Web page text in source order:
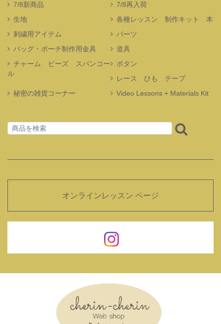
7/8新商品
7/8再入荷
生地
各種レッスン 制作キット 本
刺繍用アイテム
パーツ
バッグ・ポーチ制作用金具
道具
チャーム ビーズ スパンコー
ル
ボタン
レース ひも テープ
秘密の雑貨コーナー
Video Lessons + Materials Kit
オンラインレッスン ページ